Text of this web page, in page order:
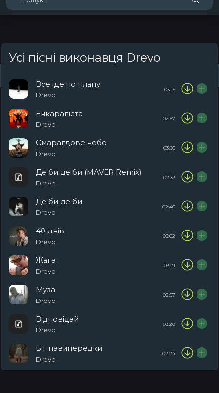
Жанри
Усі пісні виконавця Drevo
Все іде по плану
Drevo
03:15
Енкарапіста
Drevo
02:57
Смарагдове небо
Drevo
03:05
Де би де би (MAVER Remix)
Drevo
02:33
Де би де би
Drevo
02:46
40 днів
Drevo
03:02
Жага
Drevo
03:21
Муза
Drevo
02:57
Відповідай
Drevo
03:20
Біг навипередки
Drevo
02:24